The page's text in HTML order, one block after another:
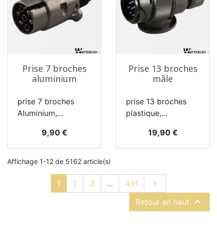
Prise 7 broches
aluminium
prise 7 broches
Aluminium,...
Prix
9,90 €
Prise 13 broches
mâle
prise 13 broches
plastique,...
Prix
19,90 €
Affichage 1-12 de 5162 article(s)
1 2 3 … 431 Suivant

Retour en haut 